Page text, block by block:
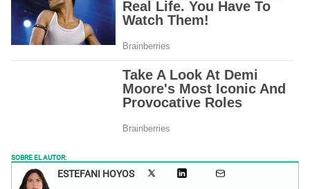
SOBRE EL AUTOR:
ESTEFANI HOYOS